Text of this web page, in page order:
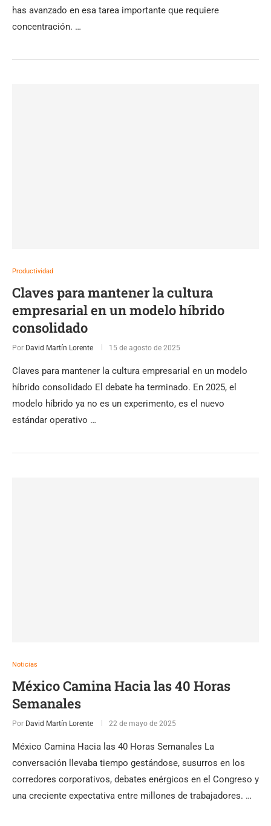
has avanzado en esa tarea importante que requiere
concentración. …
Productividad
Claves para mantener la cultura
empresarial en un modelo híbrido
consolidado
Por David Martín Lorente 15 de agosto de 2025
Claves para mantener la cultura empresarial en un modelo
híbrido consolidado El debate ha terminado. En 2025, el
modelo híbrido ya no es un experimento, es el nuevo
estándar operativo …
Noticias
México Camina Hacia las 40 Horas
Semanales
Por David Martín Lorente 22 de mayo de 2025
México Camina Hacia las 40 Horas Semanales La
conversación llevaba tiempo gestándose, susurros en los
corredores corporativos, debates enérgicos en el Congreso y
una creciente expectativa entre millones de trabajadores. …